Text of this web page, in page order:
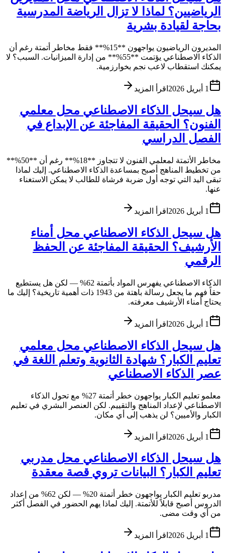
الرياضيين؟ لماذا لا تزال الرياضة المدرسية
بحاجة لقيادة بشرية
المديرون الرياضيون يواجهون **15%** فقط مخاطر أتمتة رغم أن
الذكاء الاصطناعي يؤتمت **55%** من إدارة الميزانيات. السبب؟ لا
يمكنك استقطاب لاعب نجم بخوارزمية.
1 أبريل 2026 اقرأ المزيد
هل سيحل الذكاء الاصطناعي محل معلمي
الفنون؟ الحقيقة المفاجئة عن الإبداع في
الفصل الدراسي
مخاطر الأتمتة لمعلمي الفنون لا تتجاوز **18%** رغم أن **50%**
من تخطيط المناهج أصبح بمساعدة الذكاء الاصطناعي. إليك لماذا
تبقى اليد التي توجه أول ضربة فرشاة للطالب لا يمكن الاستغناء
عنها.
1 أبريل 2026 اقرأ المزيد
هل سيحل الذكاء الاصطناعي محل أمناء
الأرشيف؟ الحقيقة المفاجئة عن الحفظ
الرقمي
الذكاء الاصطناعي يفهرس المواد بأتمتة 62% — لكن هل يستطيع
حقاً فهم ما يجعل رسالة باهتة من 1943 ذات أهمية تاريخية؟ إليك ما
يحتاج أمناء الأرشيف معرفته.
1 أبريل 2026 اقرأ المزيد
هل سيحل الذكاء الاصطناعي محل معلمي
تعليم الكبار؟ شهادة الثانوية وتعلم اللغة في
عصر الذكاء الاصطناعي
معلمو تعليم الكبار يواجهون خطر أتمتة 27% مع تحول الذكاء
الاصطناعي لإعداد المناهج والتقييم. لكن العنصر البشري في تعليم
الكبار والأميين؟ لن يذهب إلى أي مكان.
1 أبريل 2026 اقرأ المزيد
هل سيحل الذكاء الاصطناعي محل مدربي
تعليم الكبار؟ البيانات تروي قصة معقدة
مدربو تعليم الكبار يواجهون خطر أتمتة 20% — لكن 62% من إعداد
الدروس أصبح قابلاً للأتمتة. إليك لماذا يهم الحضور في الفصل أكثر
من أي وقت مضى.
1 أبريل 2026 اقرأ المزيد